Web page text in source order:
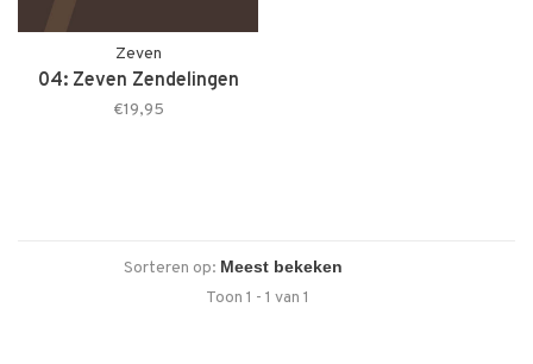
Zeven
04: Zeven Zendelingen
€19,95
Sorteren op:
Toon 1 - 1 van 1